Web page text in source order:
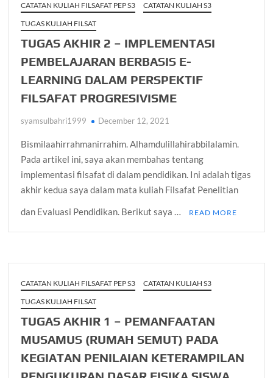
CATATAN KULIAH FILSAFAT PEP S3
CATATAN KULIAH S3
TUGAS KULIAH FILSAT
TUGAS AKHIR 2 – IMPLEMENTASI
PEMBELAJARAN BERBASIS E-
LEARNING DALAM PERSPEKTIF
FILSAFAT PROGRESIVISME
syamsulbahri1999 December 12, 2021
Bismilaahirrahmanirrahim. Alhamdulillahirabbilalamin.
Pada artikel ini, saya akan membahas tentang
implementasi filsafat di dalam pendidikan. Ini adalah tigas
akhir kedua saya dalam mata kuliah Filsafat Penelitian
dan Evaluasi Pendidikan. Berikut saya …
READ MORE
CATATAN KULIAH FILSAFAT PEP S3
CATATAN KULIAH S3
TUGAS KULIAH FILSAT
TUGAS AKHIR 1 – PEMANFAATAN
MUSAMUS (RUMAH SEMUT) PADA
KEGIATAN PENILAIAN KETERAMPILAN